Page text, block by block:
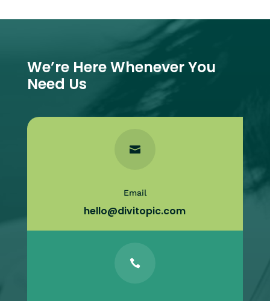
We’re Here Whenever You
Need Us

Email
hello@divitopic.com
